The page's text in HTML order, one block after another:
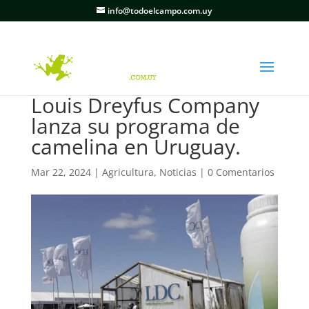
info@todoelcampo.com.uy
Louis Dreyfus Company
lanza su programa de
camelina en Uruguay.
Mar 22, 2024| Agricultura, Noticias | 0 Comentarios